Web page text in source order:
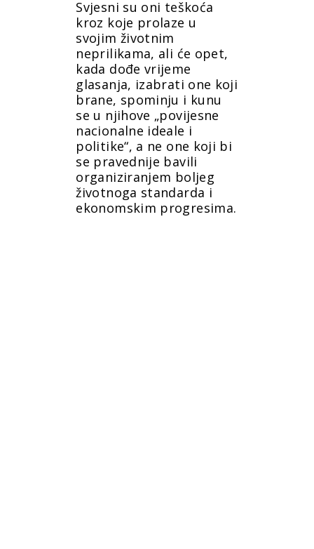
Svjesni su oni teškoća
kroz koje prolaze u
svojim životnim
neprilikama, ali će opet,
kada dođe vrijeme
glasanja, izabrati one koji
brane, spominju i kunu
se u njihove „povijesne
nacionalne ideale i
politike“, a ne one koji bi
se pravednije bavili
organiziranjem boljeg
životnoga standarda i
ekonomskim progresima.